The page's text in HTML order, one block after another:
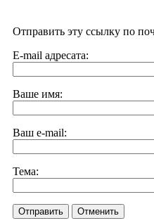
Отправить эту ссылку по
E-mail адресата:
Ваше имя:
Ваш e-mail:
Тема:
Отправить Отменить